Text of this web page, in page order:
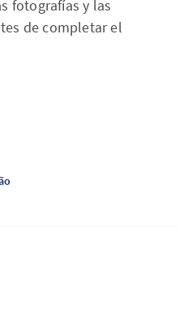
fotografías y las
de completar el